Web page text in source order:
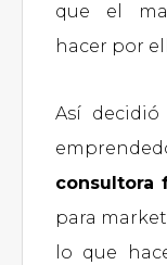
que el
hacer por
Así
consultora
para
lo que